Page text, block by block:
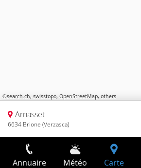
©search.ch, swisstopo, OpenStreetMap, others
Arnasset
6634 Brione (Verzasca)
Annuaire Météo Carte